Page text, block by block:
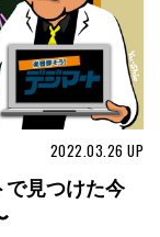
2022.03.26 UP
で見つけた今